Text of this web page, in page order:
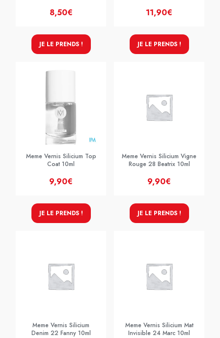
8,50€
JE LE PRENDS !
11,90€
JE LE PRENDS !
Meme Vernis Silicium Top
Coat 10ml
9,90€
JE LE PRENDS !
Meme Vernis Silicium Vigne
Rouge 28 Beatrix 10ml
9,90€
JE LE PRENDS !
Meme Vernis Silicium
Denim 22 Fanny 10ml
Meme Vernis Silicium Mat
Invisible 24 Marc 10ml